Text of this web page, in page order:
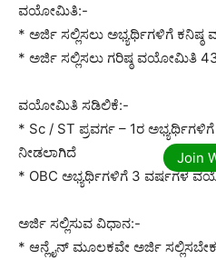
ವಯೋಮಿತಿ:-
* ಅರ್ಜಿ ಸಲ್ಲಿಸಲು ಅಭ್ಯರ್ಥಿಗಳಿಗೆ
* ಅರ್ಜಿ ಸಲ್ಲಿಸಲು ಗರಿಷ್ಠ ವಯೋಮಿತಿ
ವಯೋಮಿತಿ ಸಡಿಲಿಕೆ:-
* Sc / ST ಪ್ರವರ್ಗ – 1ರ
ನೀಡಲಾಗಿದೆ
* OBC ಅಭ್ಯರ್ಥಿಗಳಿಗೆ 3 ವರ್ಷಗಳ
ಅರ್ಜಿ ಸಲ್ಲಿಸುವ ವಿಧಾನ:-
* ಆನ್ಲೈನ್ ಮೂಲಕವೇ ಅರ್ಜಿ